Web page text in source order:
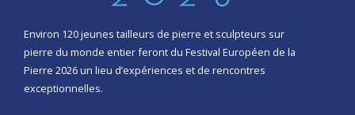
Environ 120 jeunes tailleurs de pierre et sculpteurs sur
pierre du monde entier feront du Festival Européen de la
Pierre 2026 un lieu d’expériences et de rencontres
exceptionnelles.